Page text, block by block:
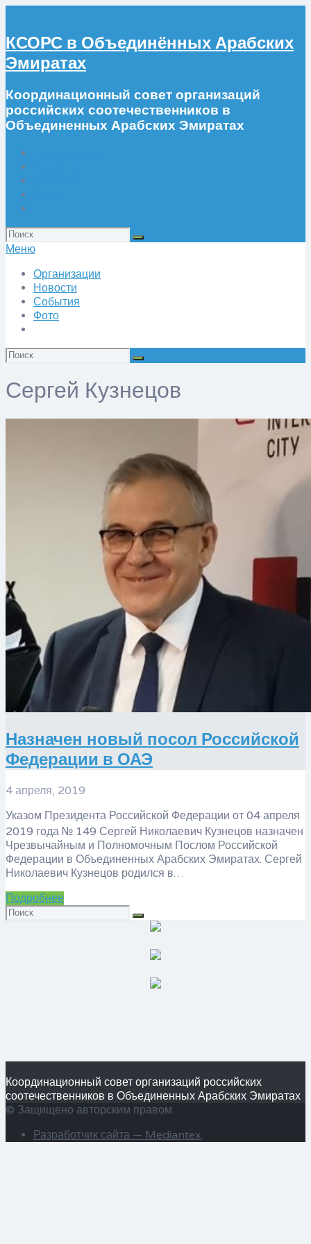
КСОРС в Объединённых Арабских
Эмиратах
Координационный совет организаций
российских соотечественников в
Объединенных Арабских Эмиратах
Искать:
Меню
Организации
Новости
События
Фото
Искать:
Сергей Кузнецов
Назначен новый посол Российской
Федерации в ОАЭ
4 апреля, 2019
Указом Президента Российской Федерации от 04 апреля
2019 года № 149 Сергей Николаевич Кузнецов назначен
Чрезвычайным и Полномочным Послом Российской
Федерации в Объединенных Арабских Эмиратах. Сергей
Николаевич Кузнецов родился в…
Подробнее
Искать:
Координационный совет организаций российских
соотечественников в Объединенных Арабских Эмиратах
© Защищено авторским правом.
Разработчик сайта — Mediantex.